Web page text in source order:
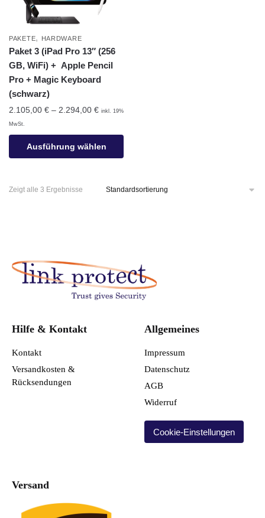
PAKETE, HARDWARE
Paket 3 (iPad Pro 13″ (256
GB, WiFi) + Apple Pencil
Pro + Magic Keyboard
(schwarz)
2.105,00 € – 2.294,00 € inkl. 19%
MwSt.
Ausführung wählen
Zeigt alle 3 Ergebnisse
Hilfe & Kontakt
Kontakt
Versandkosten &
Rücksendungen
Allgemeines
Impressum
Datenschutz
AGB
Widerruf
Cookie-Einstellungen
Versand